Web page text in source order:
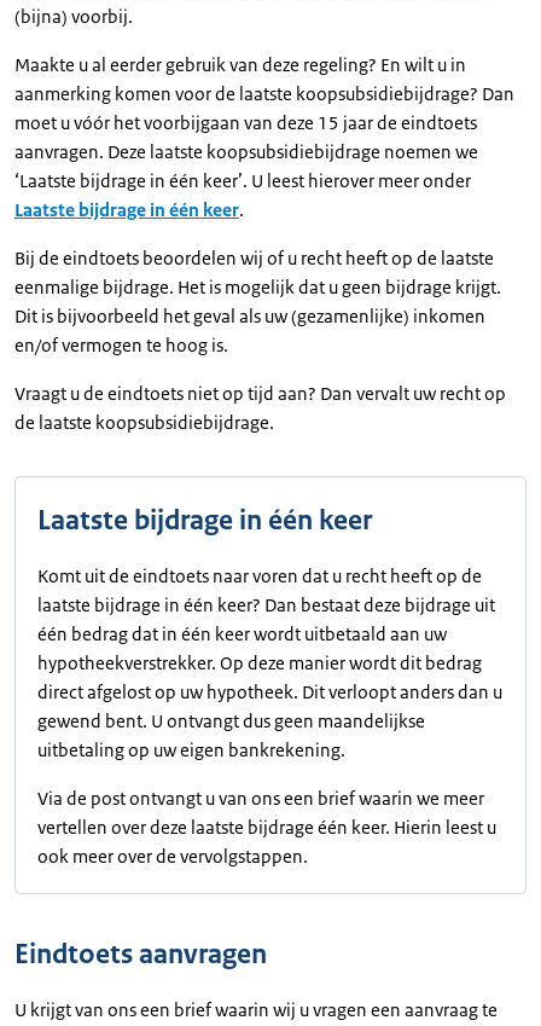
(bijna) voorbij.
Maakte u al eerder gebruik van deze regeling? En wilt u in
aanmerking komen voor de laatste koopsubsidiebijdrage? Dan
moet u vóór het voorbijgaan van deze 15 jaar de eindtoets
aanvragen. Deze laatste koopsubsidiebijdrage noemen we
‘Laatste bijdrage in één keer’. U leest hierover meer onder
Laatste bijdrage in één keer.
Bij de eindtoets beoordelen wij of u recht heeft op de laatste
eenmalige bijdrage. Het is mogelijk dat u geen bijdrage krijgt.
Dit is bijvoorbeeld het geval als uw (gezamenlijke) inkomen
en/of vermogen te hoog is.
Vraagt u de eindtoets niet op tijd aan? Dan vervalt uw recht op
de laatste koopsubsidiebijdrage.
Laatste bijdrage in één keer
Komt uit de eindtoets naar voren dat u recht heeft op de
laatste bijdrage in één keer? Dan bestaat deze bijdrage uit
één bedrag dat in één keer wordt uitbetaald aan uw
hypotheekverstrekker. Op deze manier wordt dit bedrag
direct afgelost op uw hypotheek. Dit verloopt anders dan u
gewend bent. U ontvangt dus geen maandelijkse
uitbetaling op uw eigen bankrekening.
Via de post ontvangt u van ons een brief waarin we meer
vertellen over deze laatste bijdrage één keer. Hierin leest u
ook meer over de vervolgstappen.
Eindtoets aanvragen
U krijgt van ons een brief waarin wij u vragen een aanvraag te